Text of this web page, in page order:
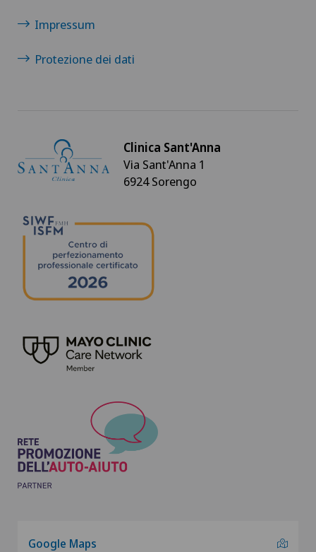
Impressum
Protezione dei dati
Clinica Sant'Anna
Via Sant'Anna 1
6924 Sorengo
Google Maps